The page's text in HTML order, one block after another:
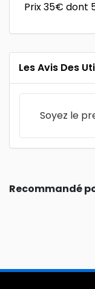
Prix 35€ dont
Les Avis Des
Soyez le
Recommandé